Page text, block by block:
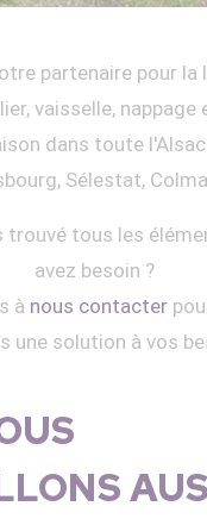
partenaire pour la
vaisselle,
dans toute
Sélestat,
trouvé tous les
avez besoin ?
à nous contacter
une solution à vos